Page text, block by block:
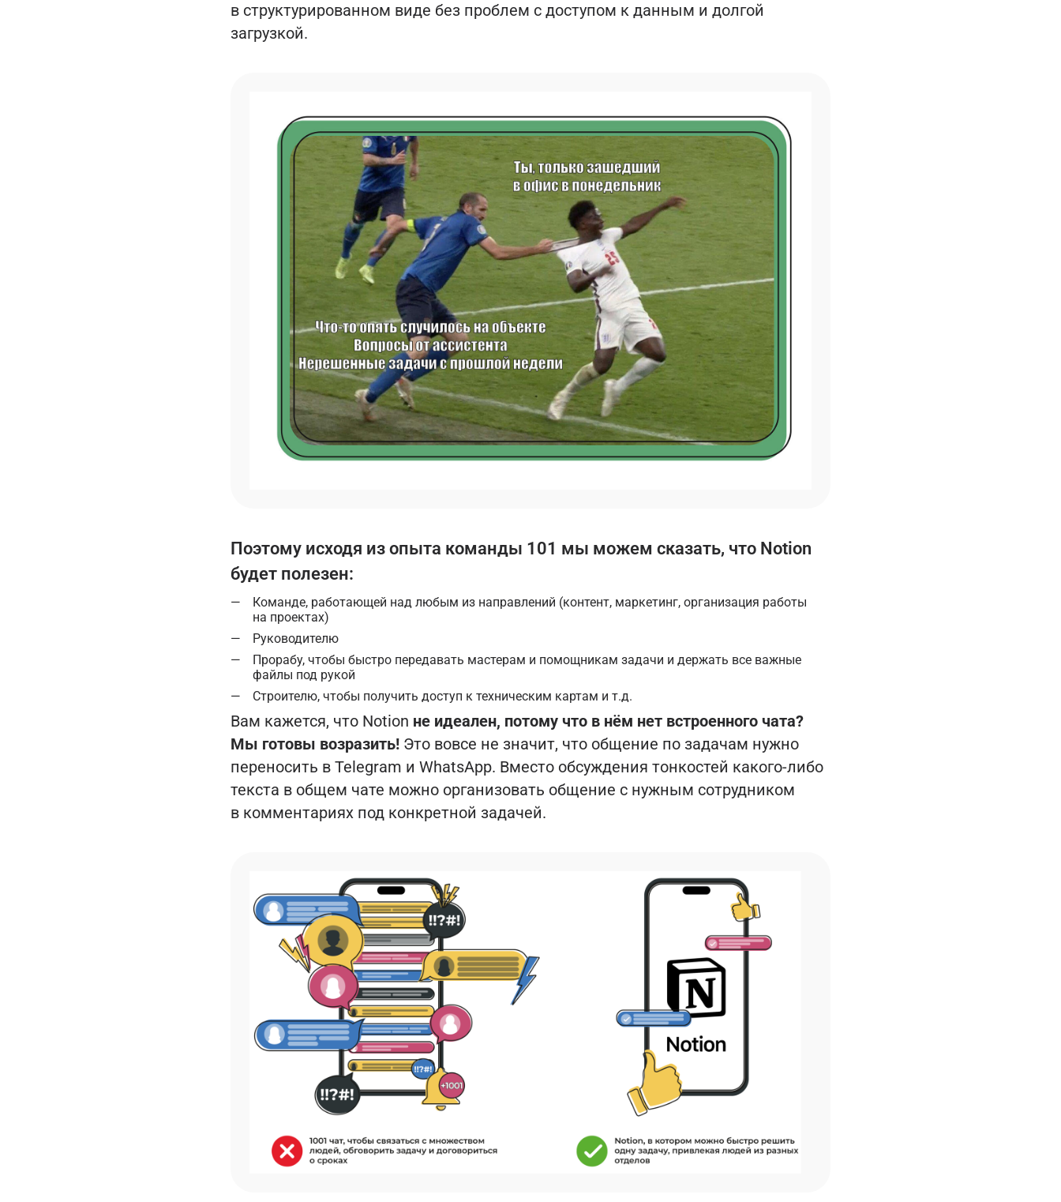
в структурированном виде без проблем с доступом к данным и долгой
загрузкой.
Поэтому исходя из опыта команды 101 мы можем сказать, что Notion
будет полезен:
Команде, работающей над любым из направлений (контент, маркетинг, организация работы
на проектах)
Руководителю
Прорабу, чтобы быстро передавать мастерам и помощникам задачи и держать все важные
файлы под рукой
Строителю, чтобы получить доступ к техническим картам и т.д.
Вам кажется, что Notion не идеален, потому что в нём нет встроенного чата?
Мы готовы возразить! Это вовсе не значит, что общение по задачам нужно
переносить в Telegram и WhatsApp. Вместо обсуждения тонкостей какого-либо
текста в общем чате можно организовать общение с нужным сотрудником
в комментариях под конкретной задачей.